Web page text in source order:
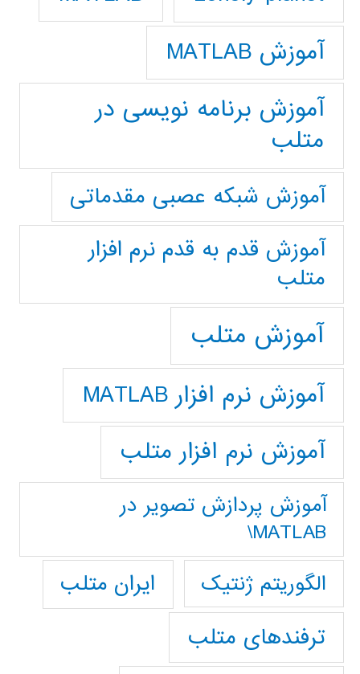
آموزش MATLAB
آموزش برنامه نویسی در
متلب
آموزش شبکه عصبی مقدماتی
آموزش قدم به قدم نرم افزار
متلب
آموزش متلب
آموزش نرم افزار MATLAB
آموزش نرم افزار متلب
آموزش پردازش تصوير در
MATLAB\
الگوریتم ژنتیک
ایران متلب
ترفندهای متلب